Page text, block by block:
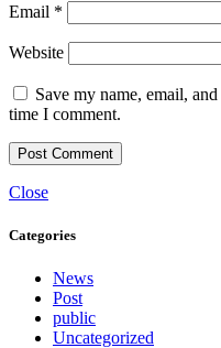
Email *
Website
Save my name, email,
time I comment.
Close
Categories
News
Post
public
Uncategorized